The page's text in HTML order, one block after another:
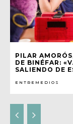
PILAR
DE BINÉFAR:
SALIENDO DE
ENTREMEDIOS